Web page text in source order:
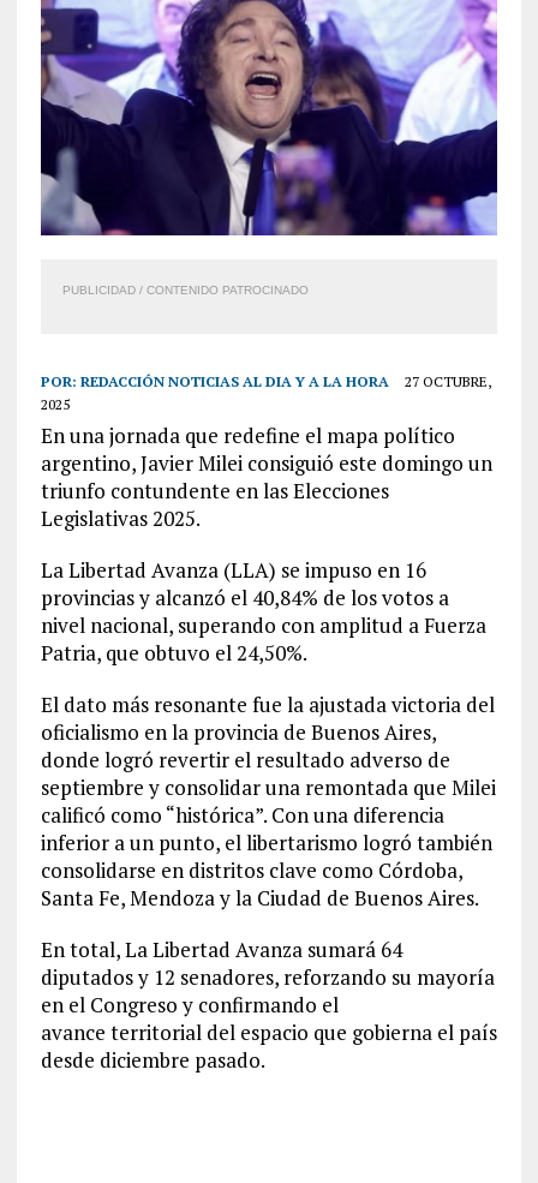
PUBLICIDAD / CONTENIDO PATROCINADO
POR: REDACCIÓN NOTICIAS AL DIA Y A LA HORA
27 OCTUBRE,
2025
En una jornada que redefine el mapa político
argentino, Javier Milei consiguió este domingo un
triunfo contundente en las Elecciones
Legislativas 2025.
La Libertad Avanza (LLA) se impuso en 16
provincias y alcanzó el 40,84% de los votos a
nivel nacional, superando con amplitud a Fuerza
Patria, que obtuvo el 24,50%.
El dato más resonante fue la ajustada victoria del
oficialismo en la provincia de Buenos Aires,
donde logró revertir el resultado adverso de
septiembre y consolidar una remontada que Milei
calificó como “histórica”. Con una diferencia
inferior a un punto, el libertarismo logró también
consolidarse en distritos clave como Córdoba,
Santa Fe, Mendoza y la Ciudad de Buenos Aires.
En total, La Libertad Avanza sumará 64
diputados y 12 senadores, reforzando su mayoría
en el Congreso y confirmando el
avance territorial del espacio que gobierna el país
desde diciembre pasado.